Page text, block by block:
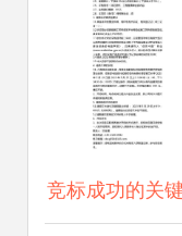
竞标成功的关